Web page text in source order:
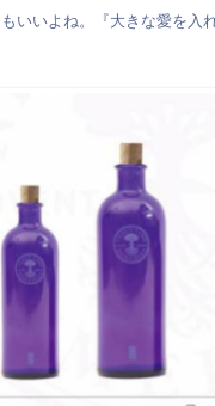
いいよね。『大きな愛を入